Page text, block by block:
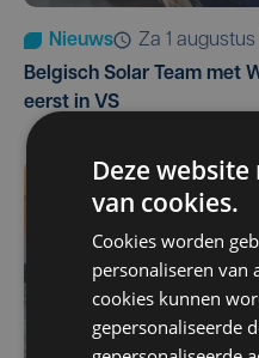
Nieuws
za 1
Belgisch Solar Team met
eerst in VS
Deze
van cookies.
Cookies worden
personaliseren van
cookies kunnen
gepersonaliseerde